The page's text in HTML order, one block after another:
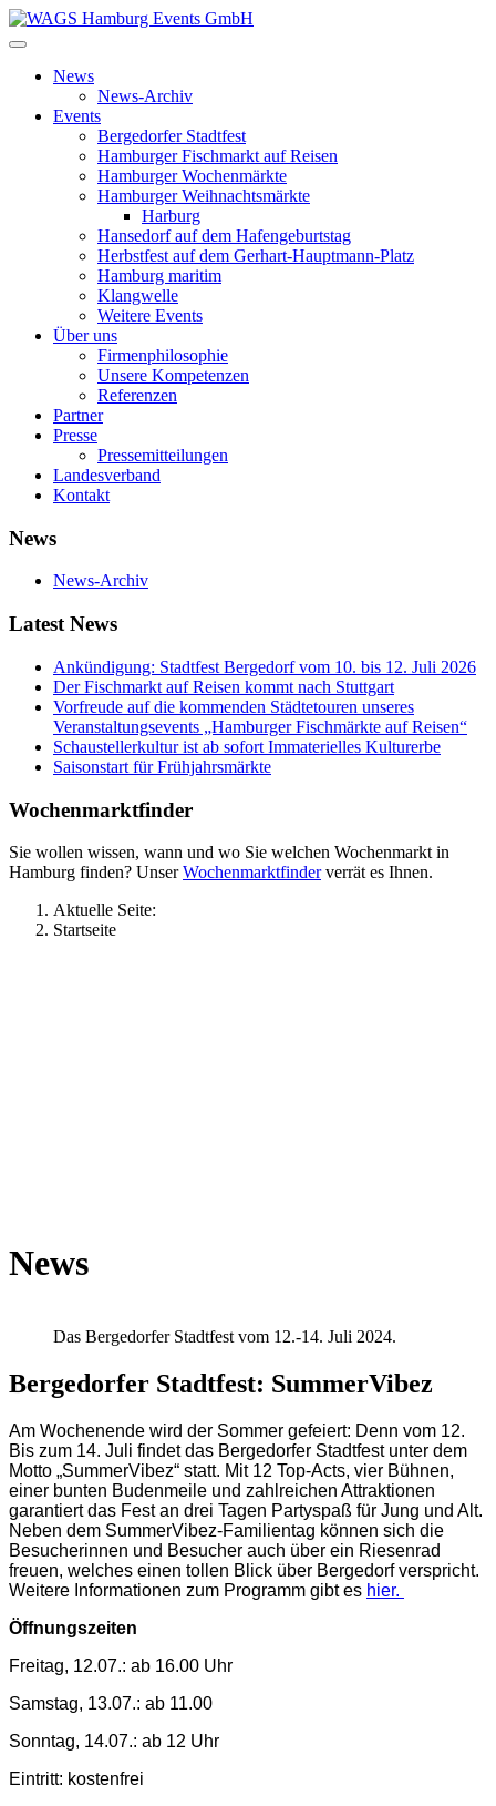
News
News-Archiv
Events
Bergedorfer Stadtfest
Hamburger Fischmarkt auf Reisen
Hamburger Wochenmärkte
Hamburger Weihnachtsmärkte
Harburg
Hansedorf auf dem Hafengeburtstag
Herbstfest auf dem Gerhart-Hauptmann-Platz
Hamburg maritim
Klangwelle
Weitere Events
Über uns
Firmenphilosophie
Unsere Kompetenzen
Referenzen
Partner
Presse
Pressemitteilungen
Landesverband
Kontakt
News
News-Archiv
Latest News
Ankündigung: Stadtfest Bergedorf vom 10. bis 12. Juli 2026
Der Fischmarkt auf Reisen kommt nach Stuttgart
Vorfreude auf die kommenden Städtetouren unseres
Veranstaltungsevents „Hamburger Fischmärkte auf Reisen“
Schaustellerkultur ist ab sofort Immaterielles Kulturerbe
Saisonstart für Frühjahrsmärkte
Wochenmarktfinder
Sie wollen wissen, wann und wo Sie welchen Wochenmarkt in
Hamburg finden? UnserWochenmarktfinderverrät es Ihnen.
Aktuelle Seite:
Startseite
News
Das Bergedorfer Stadtfest vom 12.-14. Juli 2024.
Bergedorfer Stadtfest: SummerVibez
Am Wochenende wird der Sommer gefeiert: Denn vom 12.
Bis zum 14. Juli findet das Bergedorfer Stadtfest unter dem
Motto „SummerVibez“ statt. Mit 12 Top-Acts, vier Bühnen,
einer bunten Budenmeile und zahlreichen Attraktionen
garantiert das Fest an drei Tagen Partyspaß für Jung und Alt.
Neben dem SummerVibez-Familientag können sich die
Besucherinnen und Besucher auch über ein Riesenrad
freuen, welches einen tollen Blick über Bergedorf verspricht.
Weitere Informationen zum Programm gibt es hier.
Öffnungszeiten
Freitag, 12.07.: ab 16.00 Uhr
Samstag, 13.07.: ab 11.00
Sonntag, 14.07.: ab 12 Uhr
Eintritt: kostenfrei